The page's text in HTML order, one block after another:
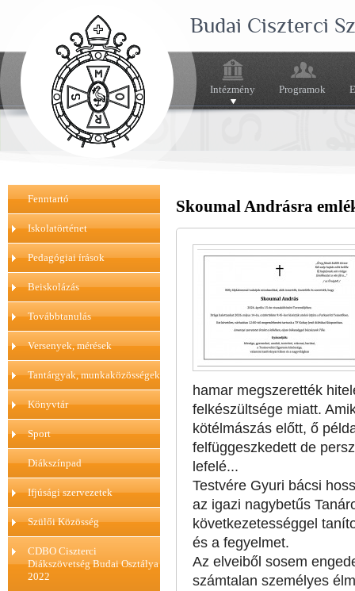
Budai Ciszterci
Intézmény Programok
Fenntartó
Iskolatörténet
Pedagógiai írások
Beiskolázás
Továbbtanulás
Versenyek, mérések
Tantárgyak, munkaközösségek
Könyvtár
Sport
Diákszínpad
Ifjúsági szervezetek
Szülői Közösség
CDBO Ciszterci
Diákszövetség Budai Osztálya
2022
Skoumal Andrásra
hamar megszerették
felkészültsége miatt.
kötélmászás előtt, ő
felfüggeszkedett de
lefelé...
Testvére Gyuri bácsi
az igazi nagybetűs
következetességgel
és a fegyelmet.
Az elveiből sosem
számtalan személyes